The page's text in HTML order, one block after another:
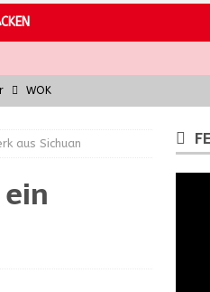
WOK
aus Sichuan